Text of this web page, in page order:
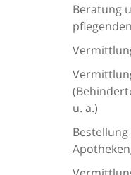
Beratung
u. a.)